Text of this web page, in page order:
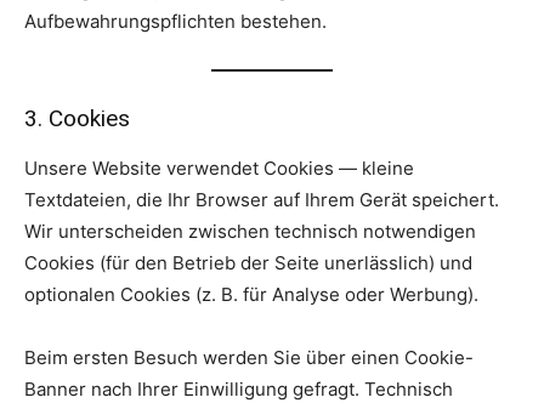
Aufbewahrungspflichten bestehen.
3. Cookies
Unsere Website verwendet Cookies — kleine
Textdateien, die Ihr Browser auf Ihrem Gerät speichert.
Wir unterscheiden zwischen technisch notwendigen
Cookies (für den Betrieb der Seite unerlässlich) und
optionalen Cookies (z. B. für Analyse oder Werbung).
Beim ersten Besuch werden Sie über einen Cookie-
Banner nach Ihrer Einwilligung gefragt. Technisch